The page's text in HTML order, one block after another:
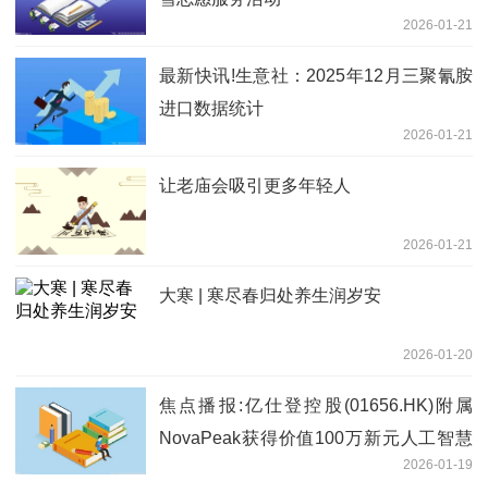
2026-01-21
最新快讯!生意社：2025年12月三聚氰胺
进口数据统计
2026-01-21
让老庙会吸引更多年轻人
2026-01-21
大寒 | 寒尽春归处养生润岁安
2026-01-20
焦点播报:亿仕登控股(01656.HK)附属
NovaPeak获得价值100万新元人工智慧
建筑检测合同，用于新加坡建屋发展局建
2026-01-19